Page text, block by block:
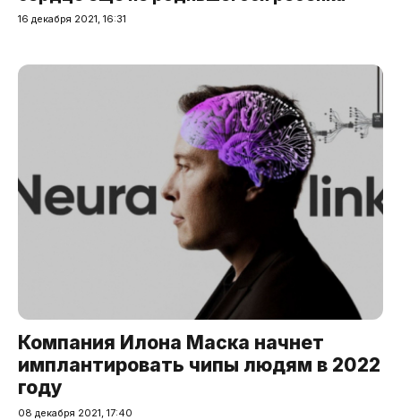
16 декабря 2021, 16:31
Компания Илона Маска начнет
имплантировать чипы людям в 2022
году
08 декабря 2021, 17:40